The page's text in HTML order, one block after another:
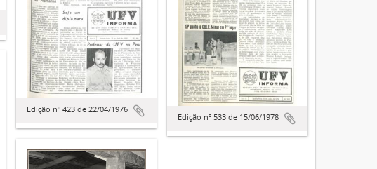
Edição nº 423 de 22/04/1976
Edição nº 533 de 15/06/1978